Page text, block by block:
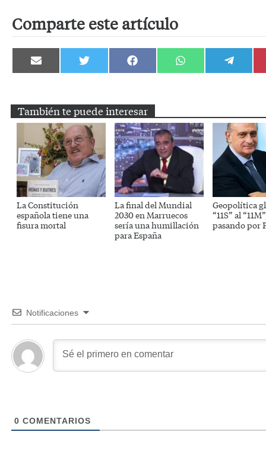
Comparte este artículo
Compartir
en
Compartir
en
Compartir
en
Compartir
en
Compartir
en
También te puede interesar
La Constitución
española tiene una
fisura mortal
La final del Mundial
2030 en Marruecos
sería una humillación
para España
Geopolítica
“11S” al
pasando por
Notificaciones
0 COMENTARIOS